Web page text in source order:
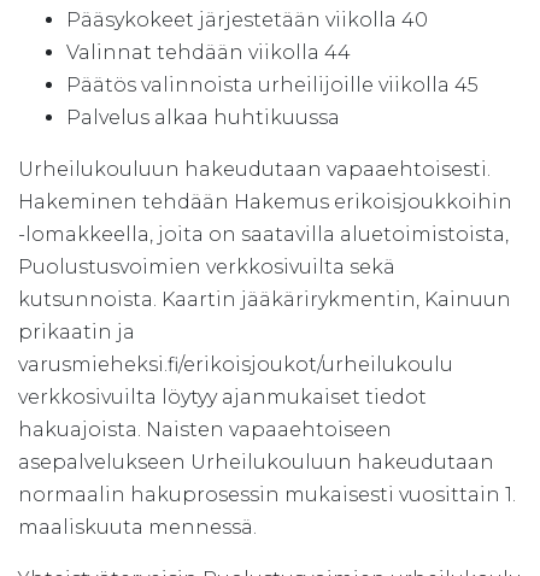
Pääsykokeet järjestetään viikolla 40
Valinnat tehdään viikolla 44
Päätös valinnoista urheilijoille viikolla 45
Palvelus alkaa huhtikuussa
Urheilukouluun hakeudutaan vapaaehtoisesti.
Hakeminen tehdään Hakemus erikoisjoukkoihin
-lomakkeella, joita on saatavilla aluetoimistoista,
Puolustusvoimien verkkosivuilta sekä
kutsunnoista. Kaartin jääkärirykmentin, Kainuun
prikaatin ja
varusmieheksi.fi/erikoisjoukot/urheilukoulu
verkkosivuilta löytyy ajanmukaiset tiedot
hakuajoista. Naisten vapaaehtoiseen
asepalvelukseen Urheilukouluun hakeudutaan
normaalin hakuprosessin mukaisesti vuosittain 1.
maaliskuuta mennessä.